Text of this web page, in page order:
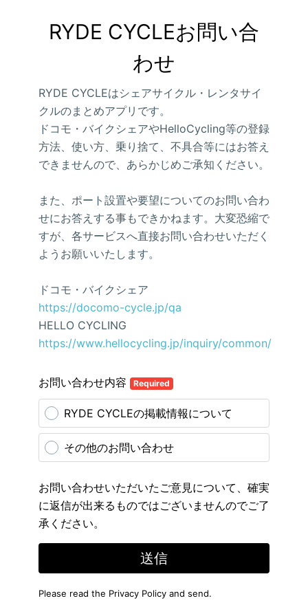
RYDE CYCLEお問い合
わせ
RYDE CYCLEはシェアサイクル・レンタサイ
クルのまとめアプリです。
ドコモ・バイクシェアやHelloCycling等の登録
方法、使い方、乗り捨て、不具合等にはお答え
できませんので、あらかじめご承知ください。
また、ポート設置や要望についてのお問い合わ
せにお答えする事もできかねます。大変恐縮で
すが、各サービスへ直接お問い合わせいただく
ようお願いいたします。
ドコモ・バイクシェア
https://docomo-cycle.jp/qa
HELLO CYCLING
https://www.hellocycling.jp/inquiry/common/
お問い合わせ内容 Required
RYDE CYCLEの掲載情報について
その他のお問い合わせ
お問い合わせいただいたご意見について、確実
に返信が出来るものではございませんのでご了
承ください。
送信
Please read the Privacy Policy and send.